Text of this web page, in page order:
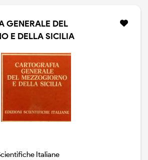
GENERALE DEL
E DELLA SICILIA
Italiane